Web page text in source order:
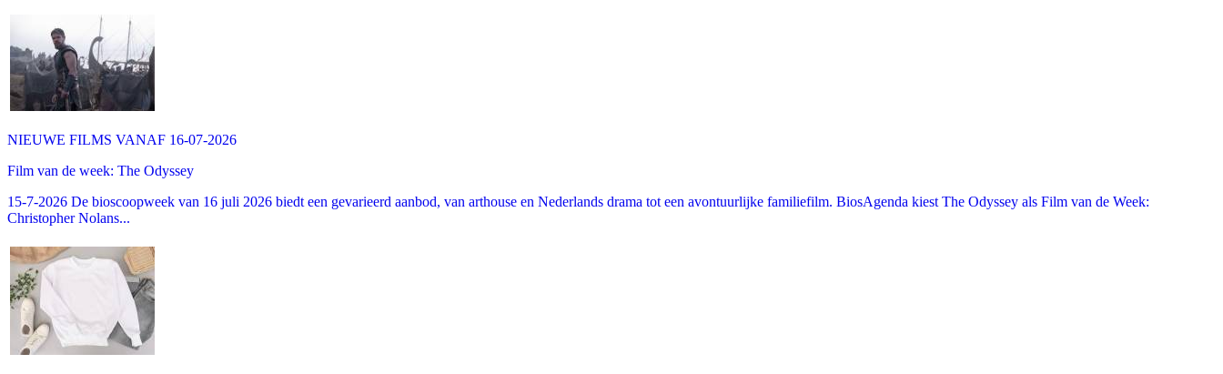
NIEUWE FILMS VANAF 16-07-2026
Film van de week: The Odyssey
15-7-2026 De bioscoopweek van 16 juli 2026 biedt een gevarieerd aanbod, van arthouse en Nederlands drama tot een avontuurlijke familiefilm. BiosAgenda kiest The Odyssey als Film van de Week:
Christopher Nolans...